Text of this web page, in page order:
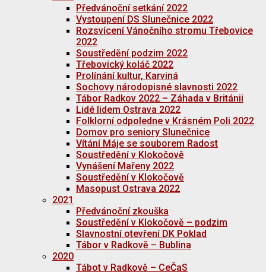
Předvánoční setkání 2022
Vystoupení DS Slunečnice 2022
Rozsvícení Vánočního stromu Třebovice
2022
Soustředění podzim 2022
Třebovický koláč 2022
Prolínání kultur, Karviná
Sochovy národopisné slavnosti 2022
Tábor Radkov 2022 – Záhada v Británii
Lidé lidem Ostrava 2022
Folklorní odpoledne v Krásném Poli 2022
Domov pro seniory Slunečnice
Vítání Máje se souborem Radost
Soustředění v Klokočově
Vynášení Mařeny 2022
Soustředění v Klokočově
Masopust Ostrava 2022
2021
Předvánoční zkouška
Soustředění v Klokočově – podzim
Slavnostní otevření DK Poklad
Tábor v Radkově – Bublina
2020
Tábot v Radkově – CeČaS